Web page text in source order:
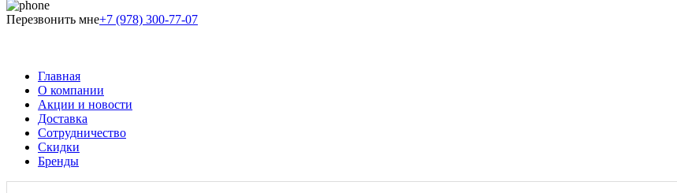
Перезвонить мне+7 (978) 300-77-07
Главная
О компании
Акции и новости
Доставка
Сотрудничество
Скидки
Бренды